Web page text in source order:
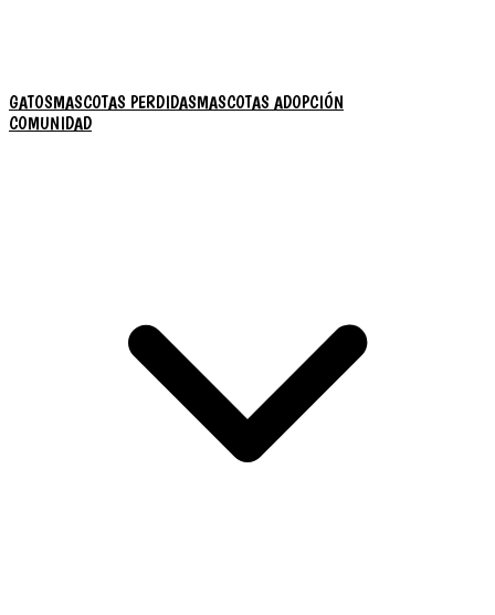
GATOSMASCOTAS PERDIDASMASCOTAS ADOPCIÓN
COMUNIDAD